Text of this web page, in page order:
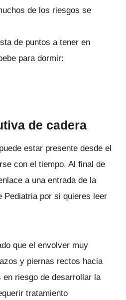
de los riesgos se
de puntos a tener en
para dormir:
de cadera
estar presente desde el
con el tiempo. Al final de
a una entrada de la
Pediatria por si quieres leer
que el envolver muy
y piernas rectos hacia
en riesgo de desarrollar la
tratamiento